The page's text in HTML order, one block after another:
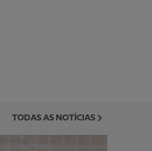
TODAS AS NOTÍCIAS